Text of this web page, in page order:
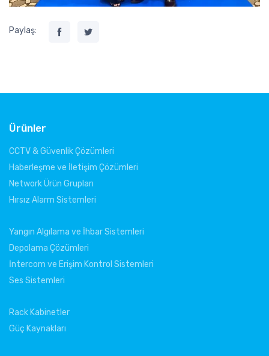
Paylaş:
Ürünler
CCTV & Güvenlik Çözümleri
Haberleşme ve İletişim Çözümleri
Network Ürün Grupları
Hırsız Alarm Sistemleri
Yangın Algılama ve İhbar Sistemleri
Depolama Çözümleri
İntercom ve Erişim Kontrol Sistemleri
Ses Sistemleri
Rack Kabinetler
Güç Kaynakları